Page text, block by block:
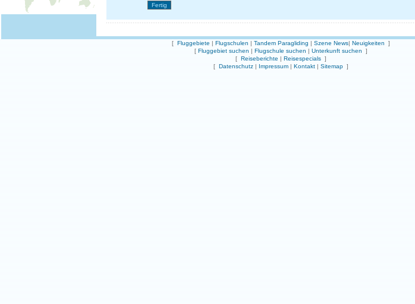
[ Fluggebiete | Flugschulen | Tandem Paragliding | Szene News| Neuigkeiten ]
[ Fluggebiet suchen | Flugschule suchen | Unterkunft suchen ]
[ Reiseberichte | Reisespecials ]
[ Datenschutz | Impressum | Kontakt | Sitemap ]